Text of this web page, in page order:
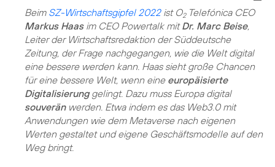
Beim SZ-Wirtschaftsgipfel 2022ist O2Telefónica CEO
Markus Haasim CEO Powertalk mitDr. Marc Beise,
Leiter der Wirtschaftsredaktion der Süddeutsche
Zeitung, der Frage nachgegangen, wie die Welt digital
eine bessere werden kann. Haas sieht große Chancen
für eine bessere Welt, wenn eine europäisierte
Digitalisierunggelingt. Dazu muss Europa digital
souveränwerden. Etwa indem es das Web3.0 mit
Anwendungen wie dem Metaverse nach eigenen
Werten gestaltet und eigene Geschäftsmodelle auf den
Weg bringt.